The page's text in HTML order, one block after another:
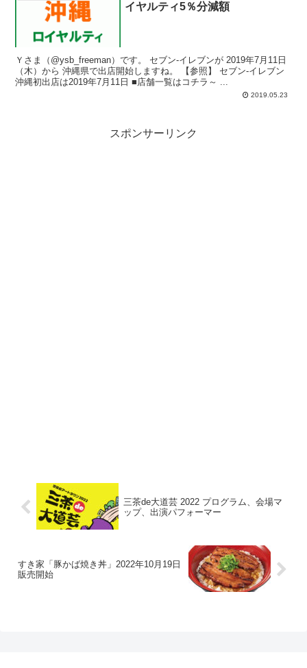
イヤルティ5％分減額
Ｙさま（@ysb_freeman）です。 セブン-イレブンが 2019年7月11日
（木）から 沖縄県で出店開始しますね。 【参照】 セブン-イレブン
沖縄初出店は2019年7月11日 ■店舗一覧はコチラ～ ...
2019.05.23
スポンサーリンク
三茶de大道芸 2022 プログラム、会場マ
ップ、出演パフォーマー
すき家「豚かば焼き丼」2022年10月19日
販売開始